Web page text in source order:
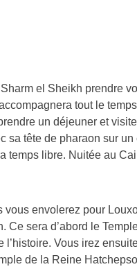
el Sheikh prendre
tout le
un déjeuner et
sa tête de pharaon sur
temps libre. Nuitée au
envolerez pour
sera d’abord le
Vous irez
de la Reine